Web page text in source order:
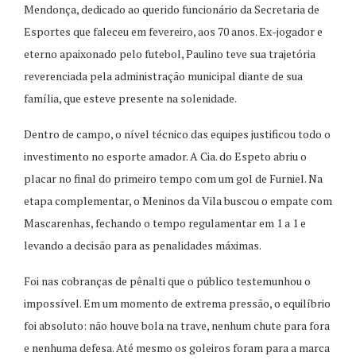
Mendonça, dedicado ao querido funcionário da Secretaria de
Esportes que faleceu em fevereiro, aos 70 anos. Ex-jogador e
eterno apaixonado pelo futebol, Paulino teve sua trajetória
reverenciada pela administração municipal diante de sua
família, que esteve presente na solenidade.
Dentro de campo, o nível técnico das equipes justificou todo o
investimento no esporte amador. A Cia. do Espeto abriu o
placar no final do primeiro tempo com um gol de Furniel. Na
etapa complementar, o Meninos da Vila buscou o empate com
Mascarenhas, fechando o tempo regulamentar em 1 a 1 e
levando a decisão para as penalidades máximas.
Foi nas cobranças de pênalti que o público testemunhou o
impossível. Em um momento de extrema pressão, o equilíbrio
foi absoluto: não houve bola na trave, nenhum chute para fora
e nenhuma defesa. Até mesmo os goleiros foram para a marca